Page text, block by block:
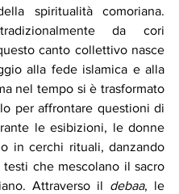
spiritualità comoriana.
da cori
canto collettivo nasce
alla fede islamica e alla
nel tempo si è trasformato
per affrontare questioni di
le esibizioni, le donne
in cerchi rituali, danzando
testi che mescolano il sacro
Attraverso il debaa, le